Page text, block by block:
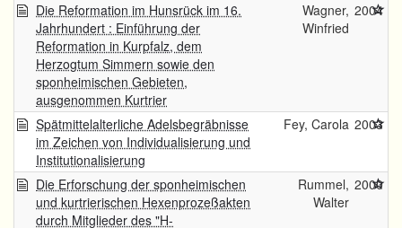
Die Reformation im Hunsrück im 16.
Jahrhundert : Einführung der
Reformation in Kurpfalz, dem
Herzogtum Simmern sowie den
sponheimischen Gebieten,
ausgenommen Kurtrier
Wagner,
Winfried
2004
Spätmittelalterliche Adelsbegräbnisse
im Zeichen von Individualisierung und
Institutionalisierung
Fey, Carola 2003
Die Erforschung der sponheimischen
und kurtrierischen Hexenprozeßakten
durch Mitglieder des "H-
Rummel,
Walter
2000